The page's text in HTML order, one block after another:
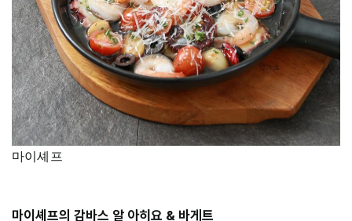
마이셰프
마이셰프의 감바스 알 아히요 & 바게트